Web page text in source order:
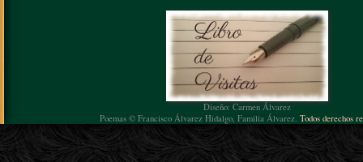
Diseño: Carmen Álvarez
Poemas © Francisco Álvarez Hidalgo, Familia Álvarez. Todos derechos